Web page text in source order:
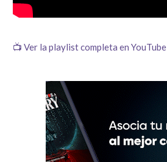
📺 Ver la playlist completa en YouTube